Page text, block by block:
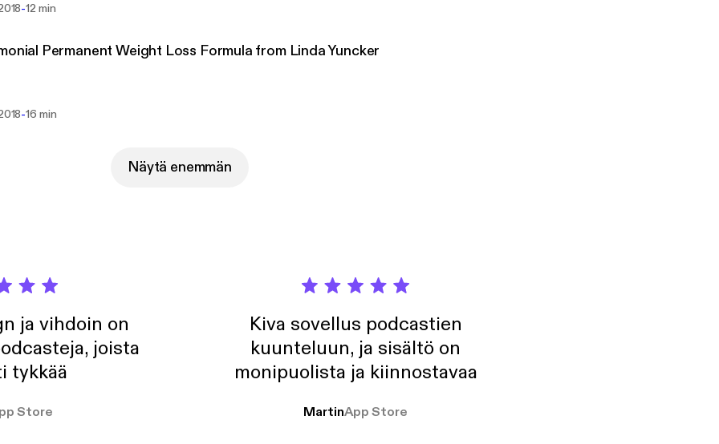
-12 min
Permanent Weight Loss Formula from Linda Yuncker
-16 min
Näytä enemmän
ja vihdoin on
joista
tykkää
Store
Kiva sovellus podcastien
kuunteluun, ja sisältö on
monipuolista ja kiinnostavaa
MartinApp Store